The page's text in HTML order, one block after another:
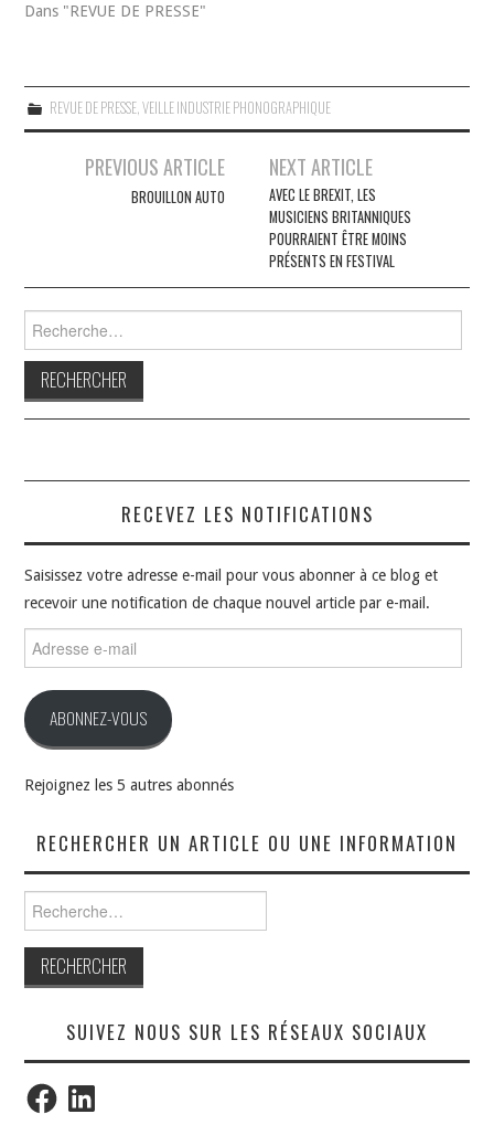
Dans "REVUE DE PRESSE"
REVUE DE PRESSE,VEILLE INDUSTRIE PHONOGRAPHIQUE
NavigationPREVIOUS ARTICLE
BROUILLON AUTO
NEXT ARTICLE
AVEC LE BREXIT, LES
MUSICIENS BRITANNIQUES
POURRAIENT ÊTRE MOINS
PRÉSENTS EN FESTIVAL
RECEVEZ LES NOTIFICATIONS
Saisissez votre adresse e-mail pour vous abonner à ce blog et
recevoir une notification de chaque nouvel article par e-mail.
e-
ABONNEZ-VOUS
Rejoignez les 5 autres abonnés
RECHERCHER UN ARTICLE OU UNE INFORMATION
SUIVEZ NOUS SUR LES RÉSEAUX SOCIAUX
FacebookLinkedIn